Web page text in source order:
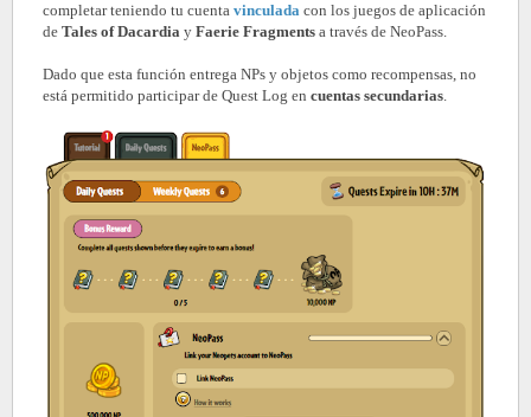
completar teniendo tu cuenta vinculada con los juegos de aplicación
de Tales of Dacardia y Faerie Fragments a través de NeoPass.
Dado que esta función entrega NPs y objetos como recompensas, no
está permitido participar de Quest Log en cuentas secundarias.